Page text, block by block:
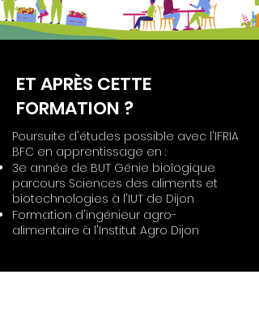
ET APRÈS CETTE
FORMATION ?
Poursuite d'études possible avec l'IFRIA
BFC en apprentissage en :
3e année de BUT Génie biologique
parcours Sciences des aliments et
biotechnologies à l'IUT de Dijon
Formation d'ingénieur agro-
alimentaire à l'Institut Agro Dijon